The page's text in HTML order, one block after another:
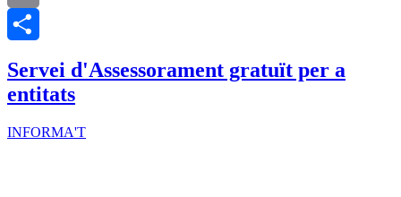
Email
Servei d'Assessorament gratuït per a
entitats
INFORMA'T